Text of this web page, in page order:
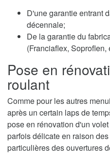
D'une garantie entrant
décennale;
De la garantie du
(Franciaflex, Soproflen,
Pose en
roulant
Comme pour les autres
après un certain laps de
pose en rénovation d'un
parfois délicate en raison
particulières des ouvertures